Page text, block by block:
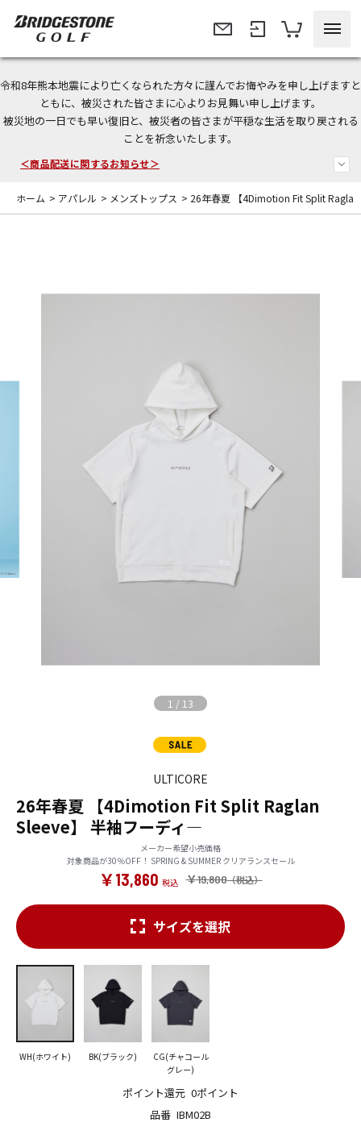
令和8年熊本地震により亡くなられた方々に謹んでお悔やみを申し上げますと
ともに、被災された皆さまに心よりお見舞い申し上げます。
被災地の一日でも早い復旧と、被災者の皆さまが平穏な生活を取り戻される
ことを祈念いたします。
今なら新規会員登録で1,000円OFFクーポンプレゼント！
＜商品配送に関するお知らせ＞
＜夏季休暇中のご注文・発送・お問い合わせ＞
ホーム > アパレル > メンズトップス > 26年春夏 【4Dimotion Fit Split
1 / 13
ULTICORE
26年春夏 【4Dimotion Fit Split Raglan
Sleeve】 半袖フーディ―
メーカー希望小売価格
対象商品が30％OFF！ SPRING & SUMMER クリアランスセール
￥19,800
￥13,860
品番 IBM02B
ポイント還元 0ポイント
サイズを選択
WH(ホワイト) BK(ブラック)
CG(チャコール
グレー)